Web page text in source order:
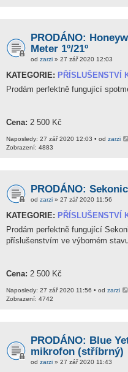
PRODÁNO:
Meter 1º/21º
od zarzi » 27 zář 2020 12:03
KATEGORIE: PŘÍSLUŠENSTVÍ
Prodám perfektně fungující
Cena: 2 500 Kč
Naposledy: 27 zář 2020 12:03 • od zarzi
Zobrazení: 4883
PRODÁNO:
od zarzi » 27 zář 2020 11:56
KATEGORIE: PŘÍSLUŠENSTVÍ
Prodám perfektně fungující
příslušenstvím ve výborném
Cena: 2 500 Kč
Naposledy: 27 zář 2020 11:56 • od zarzi
Zobrazení: 4742
PRODÁNO: Blue
mikrofon (stříbrný)
od zarzi » 27 zář 2020 11:43